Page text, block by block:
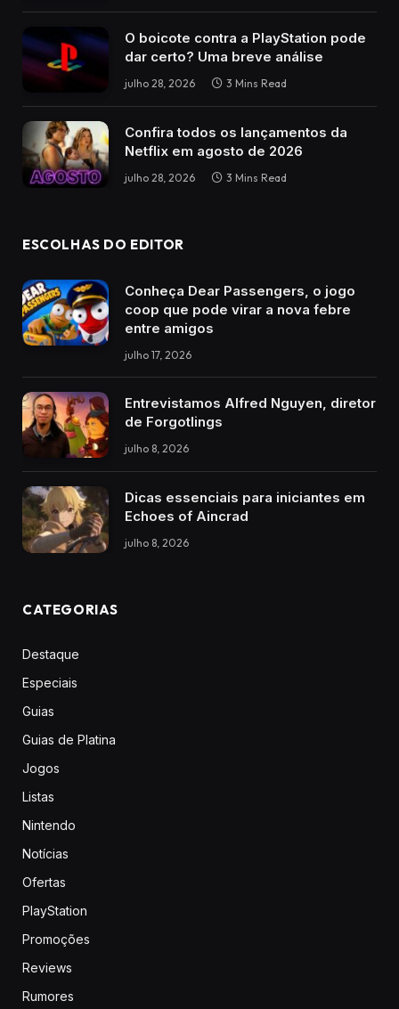
O boicote contra a PlayStation pode
dar certo? Uma breve análise
julho 28, 2026 3 Mins Read
Confira todos os lançamentos da
Netflix em agosto de 2026
julho 28, 2026 3 Mins Read
ESCOLHAS DO EDITOR
Conheça Dear Passengers, o jogo
coop que pode virar a nova febre
entre amigos
julho 17, 2026
Entrevistamos Alfred Nguyen, diretor
de Forgotlings
julho 8, 2026
Dicas essenciais para iniciantes em
Echoes of Aincrad
julho 8, 2026
CATEGORIAS
Destaque
Especiais
Guias
Guias de Platina
Jogos
Listas
Nintendo
Notícias
Ofertas
PlayStation
Promoções
Reviews
Rumores